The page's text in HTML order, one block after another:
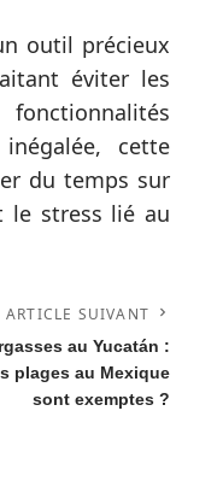
outil précieux
éviter les
cette
du temps sur
le stress lié au
ARTICLE SUIVANT
au Yucatán :
plages au Mexique
sont exemptes ?